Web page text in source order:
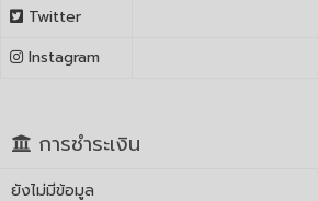
Twitter
Instagram
การชำระเงิน
ยังไม่มีข้อมูล